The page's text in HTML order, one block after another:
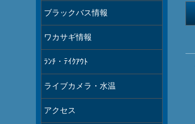
ブラックバス情報
ワカサギ情報
ﾗﾝﾁ・ﾃｲｸｱｳﾄ
ライブカメラ・水温
アクセス